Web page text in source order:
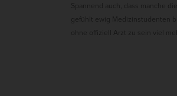
Spannend auch, dass manche
gefühlt ewig Medizinstudenten
ohne offiziell Arzt zu sein viel